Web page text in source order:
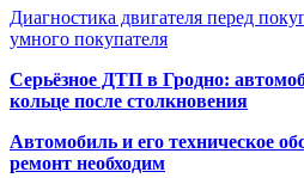
Диагностика двигателя перед
умного покупателя
Серьёзное ДТП в Гродно:
кольце после столкновения
Автомобиль и его техническое
ремонт необходим